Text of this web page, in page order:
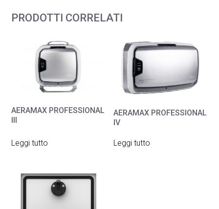
PRODOTTI CORRELATI
AERAMAX PROFESSIONAL
III
Leggi tutto
AERAMAX PROFESSIONAL
IV
Leggi tutto